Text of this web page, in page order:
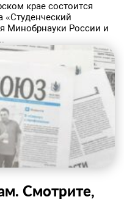
крае состоится
«Студенческий
Минобрнауки России и
Смотрите,